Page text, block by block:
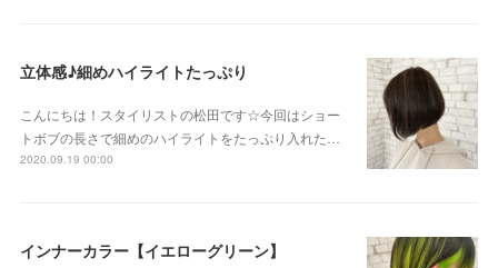
立体感♪細めハイライトたっぷり
こんにちは！スタイリストの松田です☆今回はショー
トボブの長さで細めのハイライトをたっぷり入れた…
2020.09.19 00:00
インナーカラー【イエローグリーン】